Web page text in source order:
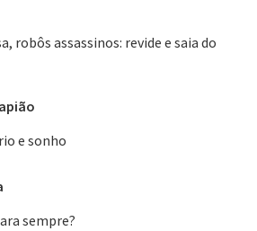
robôs assassinos: revide e saia do
e sonho
sempre?